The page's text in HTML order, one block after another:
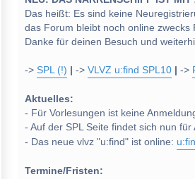
Das heißt: Es sind keine
das Forum bleibt noch online zwecks
Danke für deinen Besuch und
-> SPL (!) -> VLVZ u:find SPL10 ->
Aktuelles:
- Für Vorlesungen ist keine
- Auf der SPL Seite findet sich nun
- Das neue vlvz "u:find" ist online:
Termine/Fristen: